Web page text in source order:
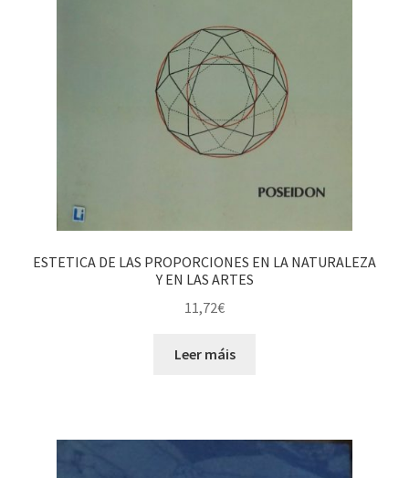
ESTETICA DE LAS PROPORCIONES EN LA NATURALEZA
Y EN LAS ARTES
11,72€
Leer máis